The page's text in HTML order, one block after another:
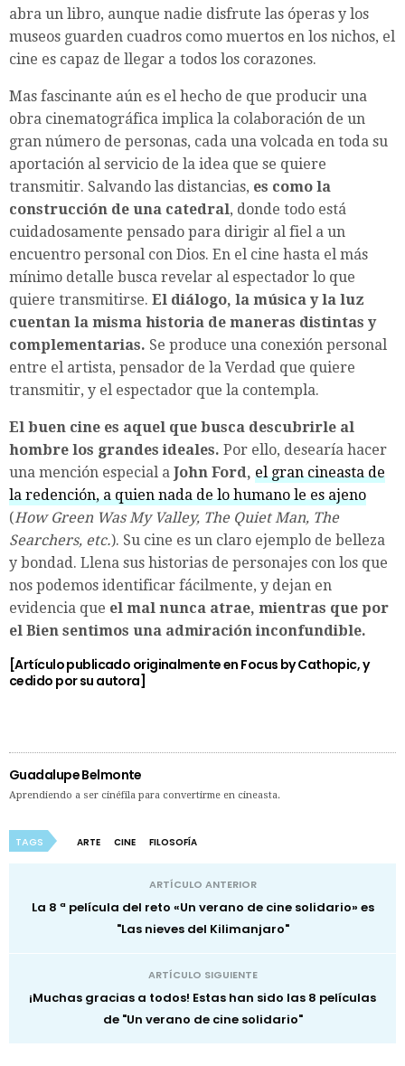
abra un libro, aunque nadie disfrute las óperas y los
museos guarden cuadros como muertos en los nichos, el
cine es capaz de llegar a todos los corazones.
Mas fascinante aún es el hecho de que producir una
obra cinematográfica implica la colaboración de un
gran número de personas, cada una volcada en toda su
aportación al servicio de la idea que se quiere
transmitir. Salvando las distancias, es como la
construcción de una catedral, donde todo está
cuidadosamente pensado para dirigir al fiel a un
encuentro personal con Dios. En el cine hasta el más
mínimo detalle busca revelar al espectador lo que
quiere transmitirse. El diálogo, la música y la luz
cuentan la misma historia de maneras distintas y
complementarias. Se produce una conexión personal
entre el artista, pensador de la Verdad que quiere
transmitir, y el espectador que la contempla.
El buen cine es aquel que busca descubrirle al
hombre los grandes ideales. Por ello, desearía hacer
una mención especial a John Ford, el gran cineasta de
la redención, a quien nada de lo humano le es ajeno
(How Green Was My Valley, The Quiet Man, The
Searchers, etc.). Su cine es un claro ejemplo de belleza
y bondad. Llena sus historias de personajes con los que
nos podemos identificar fácilmente, y dejan en
evidencia que el mal nunca atrae, mientras que por
el Bien sentimos una admiración inconfundible.
[Artículo publicado originalmenteen Focus by Cathopic, y
cedido por su autora]
Guadalupe Belmonte
Aprendiendo a ser cinéfila para convertirme en cineasta.
TAGS ARTE CINE FILOSOFÍA
ARTÍCULO ANTERIOR
La 8 ª película del reto «Un verano de cine solidario» es
"Las nieves del Kilimanjaro"
ARTÍCULO SIGUIENTE
¡Muchas gracias a todos! Estas han sido las 8 películas
de "Un verano de cine solidario"